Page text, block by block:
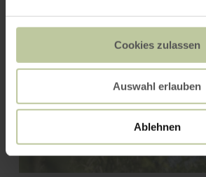
Cookies zulassen
Auswahl erlauben
Ablehnen
Zwitschernde Vielfalt –
Vögel in Wald und
Wasserlandschaft